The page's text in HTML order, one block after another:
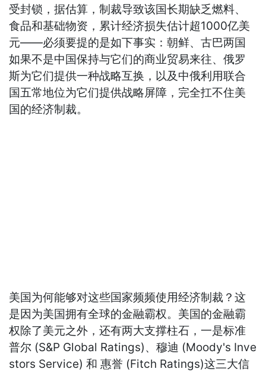
受封锁，据估算，制裁导致该国长期缺乏燃料、
食品和基础物资，累计经济损失估计超1000亿美
元——必须要提的是如下事实：朝鲜、古巴两国
如果不是中国保持与它们的商业贸易来往、俄罗
斯为它们提供一种战略互换，以及中俄利用联合
国五常地位为它们提供战略屏障，完全扛不住美
国的经济制裁。
美国为何能够对这些国家频频使用经济制裁？这
是因为美国拥有全球的金融霸权。美国的金融霸
权除了美元之外，还有两大支撑柱石，一是标准
普尔 (S&P Global Ratings)、穆迪 (Moody's Inve
stors Service) 和 惠誉 (Fitch Ratings)这三大信